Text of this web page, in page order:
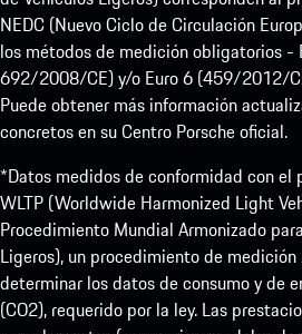
NEDC (Nuevo Ciclo de Circulación
los métodos de medición obligatorios
692/2008/CE) y/o Euro 6 (459/2012/
Puede obtener más información
concretos en su Centro Porsche oficial.
*Datos medidos de conformidad con el
WLTP (Worldwide Harmonized Light
Procedimiento Mundial Armonizado
Ligeros), un procedimiento de
determinar los datos de consumo y de
(CO2), requerido por la ley. Las